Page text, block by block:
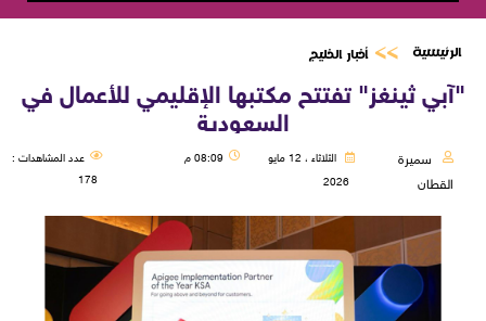
الرئيسية أخبار الخليج
"آبي ثينغز" تفتتح مكتبها الإقليمي للأعمال في
السعودية
سميرة
القطان
الثلاثاء ، 12 مايو
2026
08:09 م
عدد المشاهدات :
178